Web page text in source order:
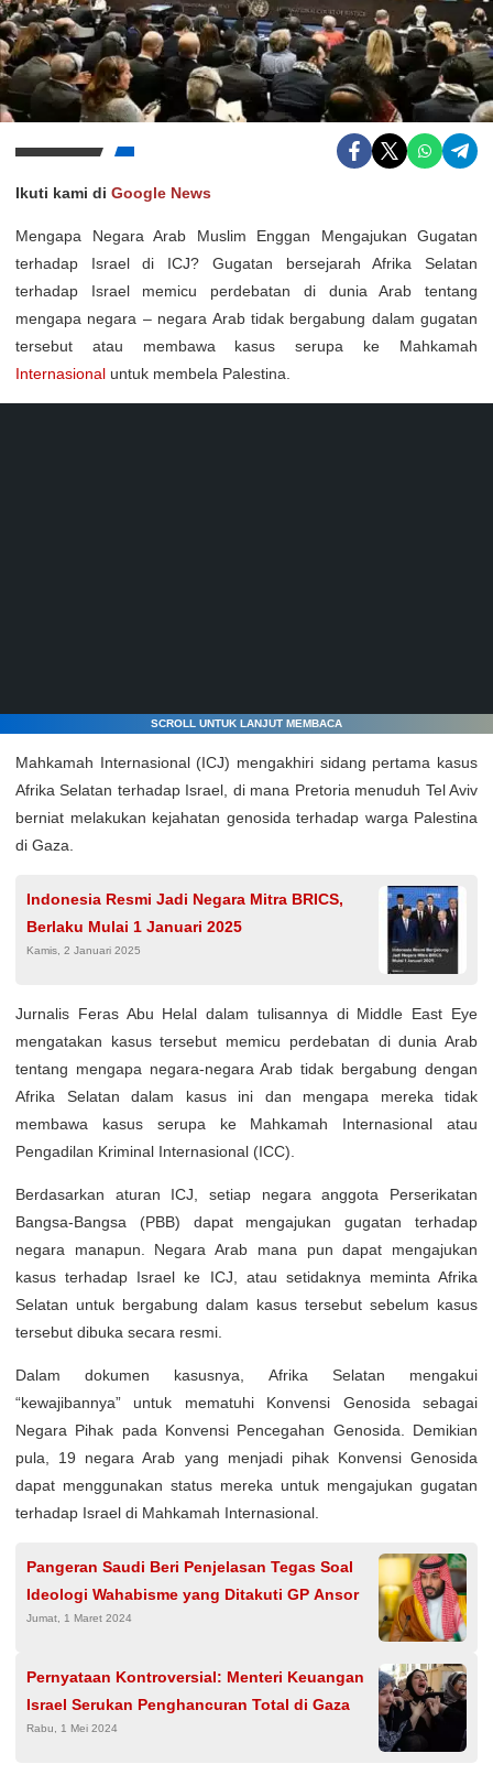
Ikuti kami di Google News
Mengapa Negara Arab Muslim Enggan Mengajukan Gugatan
terhadap Israel di ICJ? Gugatan bersejarah Afrika Selatan
terhadap Israel memicu perdebatan di dunia Arab tentang
mengapa negara – negara Arab tidak bergabung dalam gugatan
tersebut atau membawa kasus serupa ke Mahkamah
Internasional untuk membela Palestina.
SCROLL UNTUK LANJUT MEMBACA
Mahkamah Internasional (ICJ) mengakhiri sidang pertama kasus
Afrika Selatan terhadap Israel, di mana Pretoria menuduh Tel Aviv
berniat melakukan kejahatan genosida terhadap warga Palestina
di Gaza.
Indonesia Resmi Jadi Negara Mitra BRICS,
Berlaku Mulai 1 Januari 2025
Kamis, 2 Januari 2025
Jurnalis Feras Abu Helal dalam tulisannya di Middle East Eye
mengatakan kasus tersebut memicu perdebatan di dunia Arab
tentang mengapa negara-negara Arab tidak bergabung dengan
Afrika Selatan dalam kasus ini dan mengapa mereka tidak
membawa kasus serupa ke Mahkamah Internasional atau
Pengadilan Kriminal Internasional (ICC).
Berdasarkan aturan ICJ, setiap negara anggota Perserikatan
Bangsa-Bangsa (PBB) dapat mengajukan gugatan terhadap
negara manapun. Negara Arab mana pun dapat mengajukan
kasus terhadap Israel ke ICJ, atau setidaknya meminta Afrika
Selatan untuk bergabung dalam kasus tersebut sebelum kasus
tersebut dibuka secara resmi.
Dalam dokumen kasusnya, Afrika Selatan mengakui
“kewajibannya” untuk mematuhi Konvensi Genosida sebagai
Negara Pihak pada Konvensi Pencegahan Genosida. Demikian
pula, 19 negara Arab yang menjadi pihak Konvensi Genosida
dapat menggunakan status mereka untuk mengajukan gugatan
terhadap Israel di Mahkamah Internasional.
Pangeran Saudi Beri Penjelasan Tegas Soal
Ideologi Wahabisme yang Ditakuti GP Ansor
Jumat, 1 Maret 2024
Pernyataan Kontroversial: Menteri Keuangan
Israel Serukan Penghancuran Total di Gaza
Rabu, 1 Mei 2024